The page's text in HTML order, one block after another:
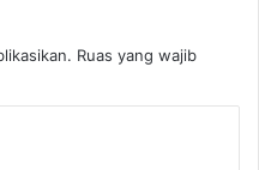
Ruas yang wajib